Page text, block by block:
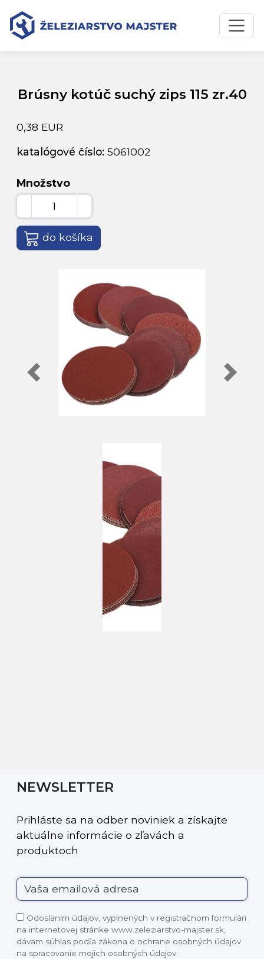
Preskočiť na obsah
Preskočiť na hlavné menu
Úvodná stránka
Brúsny kotúč suchý zips 115 zr.40
Brúsny kotúč suchý zips 115 zr.40
0,38 EUR
katalógové číslo: 5061002
Množstvo
do košíka
NEWSLETTER
Prihláste sa na odber noviniek a získajte
aktuálne informácie o zľavách a
produktoch
Odoslaním údajov, vyplnených v registračnom formulári
na internetovej stránke www.zeleziarstvo-majster.sk,
dávam súhlas podľa zákona o ochrane osobných údajov
na spracovanie mojich osobných údajov.